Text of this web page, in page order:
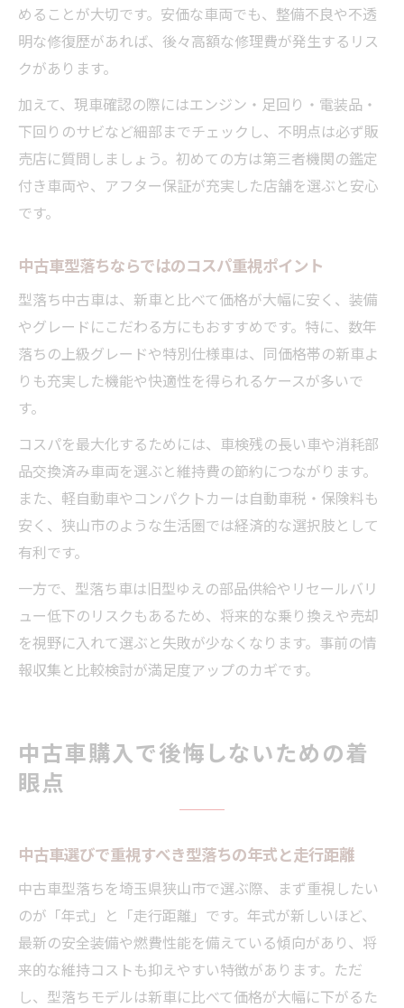
めることが大切です。安価な車両でも、整備不良や不透
明な修復歴があれば、後々高額な修理費が発生するリス
クがあります。
加えて、現車確認の際にはエンジン・足回り・電装品・
下回りのサビなど細部までチェックし、不明点は必ず販
売店に質問しましょう。初めての方は第三者機関の鑑定
付き車両や、アフター保証が充実した店舗を選ぶと安心
です。
中古車型落ちならではのコスパ重視ポイント
型落ち中古車は、新車と比べて価格が大幅に安く、装備
やグレードにこだわる方にもおすすめです。特に、数年
落ちの上級グレードや特別仕様車は、同価格帯の新車よ
りも充実した機能や快適性を得られるケースが多いで
す。
コスパを最大化するためには、車検残の長い車や消耗部
品交換済み車両を選ぶと維持費の節約につながります。
また、軽自動車やコンパクトカーは自動車税・保険料も
安く、狭山市のような生活圏では経済的な選択肢として
有利です。
一方で、型落ち車は旧型ゆえの部品供給やリセールバリ
ュー低下のリスクもあるため、将来的な乗り換えや売却
を視野に入れて選ぶと失敗が少なくなります。事前の情
報収集と比較検討が満足度アップのカギです。
中古車購入で後悔しないための着
眼点
中古車選びで重視すべき型落ちの年式と走行距離
中古車型落ちを埼玉県狭山市で選ぶ際、まず重視したい
のが「年式」と「走行距離」です。年式が新しいほど、
最新の安全装備や燃費性能を備えている傾向があり、将
来的な維持コストも抑えやすい特徴があります。ただ
し、型落ちモデルは新車に比べて価格が大幅に下がるた